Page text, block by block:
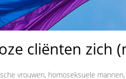
cliënten zich
vrouwen, homoseksuele